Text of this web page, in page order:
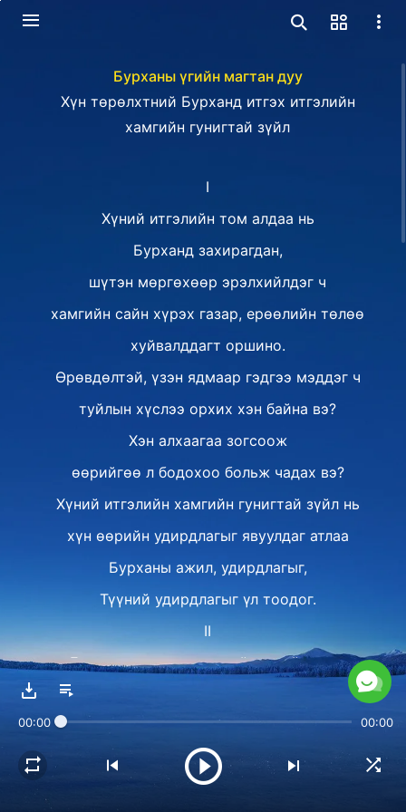
Бурханы үгийн магтан дуу
Хүн төрөлхтний Бурханд итгэх итгэлийн
хамгийн гунигтай зүйл
I
Хүний итгэлийн том алдаа нь
Бурханд захирагдан,
шүтэн мөргөхөөр эрэлхийлдэг ч
хамгийн сайн хүрэх газар, ерөөлийн төлөө
хуйвалддагт оршино.
Өрөвдөлтэй, үзэн ядмаар гэдгээ мэддэг ч
туйлын хүслээ орхих хэн байна вэ?
Хэн алхаагаа зогсоож
өөрийгөө л бодохоо больж чадах вэ?
Хүний итгэлийн хамгийн гунигтай зүйл нь
хүн өөрийн удирдлагыг явуулдаг атлаа
Бурханы ажил, удирдлагыг,
Түүний удирдлагыг үл тоодог.
II
Бурханы удирдлагыг гүйцээхийн тулд
Бурхантай хамтарч, дуулгавартай байдаг,
Бурханы удирдлагын ажилд
бүхнээ зориулдаг хүмүүс хэрэгтэй.
Түүнд гуйлгачид, эсвэл
00:00 00:00